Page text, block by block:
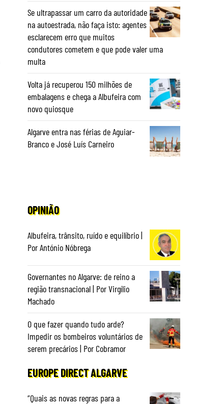
Se ultrapassar um carro da autoridade
na autoestrada, não faça isto: agentes
esclarecem erro que muitos
condutores cometem e que pode valer uma
multa
Volta já recuperou 150 milhões de
embalagens e chega a Albufeira com
novo quiosque
Algarve entra nas férias de Aguiar-
Branco e José Luís Carneiro
OPINIÃO
Albufeira, trânsito, ruído e equilíbrio |
Por António Nóbrega
Governantes no Algarve: de reino a
região transnacional | Por Virgílio
Machado
O que fazer quando tudo arde?
Impedir os bombeiros voluntários de
serem precários | Por Cobramor
EUROPE DIRECT ALGARVE
“Quais as novas regras para a